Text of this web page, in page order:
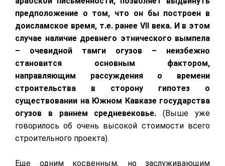
предположение о том, что он бы построен в
доисламское время, т.е. ранее VII века. И в этом
случае наличие древнего этнического вымпела
– очевидной тамги огузов – неизбежно
становится основным фактором,
направляющим рассуждения о времени
строительства в сторону гипотез о
существовании на Южном Кавказе государства
огузов в раннем средневековье. (Выше уже
говорилось об очень высокой стоимости всего
строительного проекта).
Еще одним косвенным, но заслуживающим